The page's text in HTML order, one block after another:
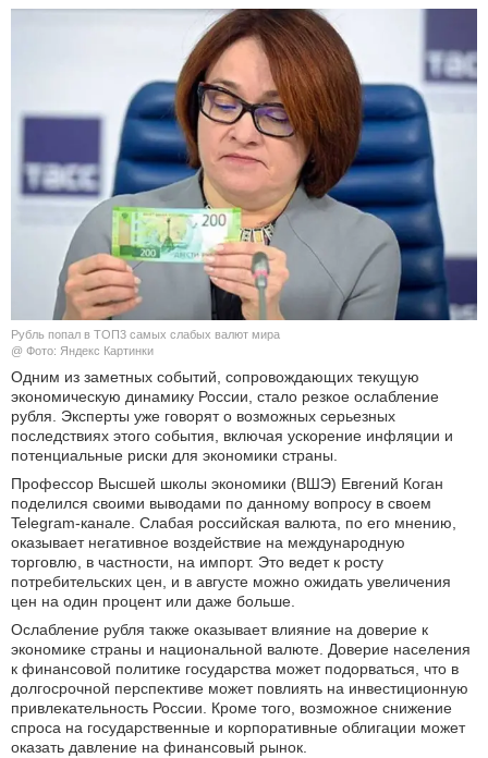
В МИРЕ
ОБЩЕСТВО
КУЛЬТУРА
НАУКА
СПОРТ
ШОУ-БИЗНЕС
АВТО И МОТО
ЭГОИЗМ
БЛОГ
Рубль попал в ТОП3 самых слабых валют мира
@ Фото: Яндекс Картинки
Одним из заметных событий, сопровождающих текущую
экономическую динамику России, стало резкое ослабление
рубля. Эксперты уже говорят о возможных серьезных
последствиях этого события, включая ускорение инфляции и
потенциальные риски для экономики страны.
Профессор Высшей школы экономики (ВШЭ) Евгений Коган
поделился своими выводами по данному вопросу в своем
Telegram-канале. Слабая российская валюта, по его мнению,
оказывает негативное воздействие на международную
торговлю, в частности, на импорт. Это ведет к росту
потребительских цен, и в августе можно ожидать увеличения
цен на один процент или даже больше.
Ослабление рубля также оказывает влияние на доверие к
экономике страны и национальной валюте. Доверие населения
к финансовой политике государства может подорваться, что в
долгосрочной перспективе может повлиять на инвестиционную
привлекательность России. Кроме того, возможное снижение
спроса на государственные и корпоративные облигации может
оказать давление на финансовый рынок.